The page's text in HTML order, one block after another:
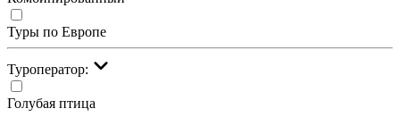
Туры по Европе
Туроператор:
Голубая птица